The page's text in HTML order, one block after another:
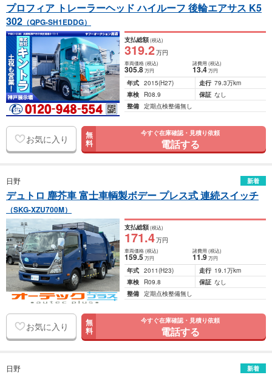
プロフィア トレーラーヘッド ハイルーフ 後輪エアサス K5
302 （QPG-SH1EDDG）
支払総額(税込)
319.2万円
車両価格(税込)
305.8万円
諸費用 (税込)
13.4 万円
年式 2015(H27) 走行 79.3万km
車検
R08.9 保証 なし
整備 定期点検整備無し
お気に入り 無
料
今すぐ在庫確認・見積り依頼
電話する
日野 新着
デュトロ 塵芥車 富士車輌製ボデー プレス式 連続スイッチ
（SKG-XZU700M）
支払総額(税込)
171.4万円
車両価格(税込)
159.5万円
諸費用 (税込)
11.9 万円
年式 2011(H23) 走行 19.1万km
車検
R09.8 保証 なし
整備 定期点検整備無し
お気に入り 無
料
今すぐ在庫確認・見積り依頼
電話する
日野 新着